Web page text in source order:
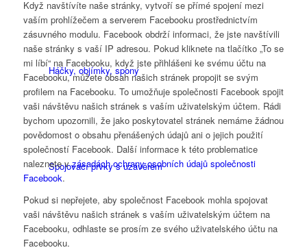
Háčky, objímky, spony
Spojovací prvky s uzávěrem
Když navštívíte naše stránky, vytvoří se přímé spojení mezi
vaším prohlížečem a serverem Facebooku prostřednictvím
zásuvného modulu. Facebook obdrží informaci, že jste navštívili
naše stránky s vaší IP adresou. Pokud kliknete na tlačítko „To se
mi líbí“ na Facebooku, když jste přihlášeni ke svému účtu na
Facebooku, můžete obsah našich stránek propojit se svým
profilem na Facebooku. To umožňuje společnosti Facebook spojit
vaši návštěvu našich stránek s vaším uživatelským účtem. Rádi
bychom upozornili, že jako poskytovatel stránek nemáme žádnou
povědomost o obsahu přenášených údajů ani o jejich použití
společností Facebook. Další informace k této problematice
naleznete vzásadách ochrany osobních údajů společnosti
Facebook.
Pokud si nepřejete, aby společnost Facebook mohla spojovat
vaši návštěvu našich stránek s vaším uživatelským účtem na
Facebooku, odhlaste se prosím ze svého uživatelského účtu na
Facebooku.